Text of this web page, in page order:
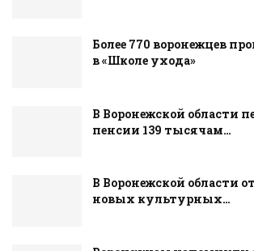
Более 770 воронежцев
в «Школе ухода»
В Воронежской области
пенсии 139 тысячам…
В Воронежской области
новых культурных…